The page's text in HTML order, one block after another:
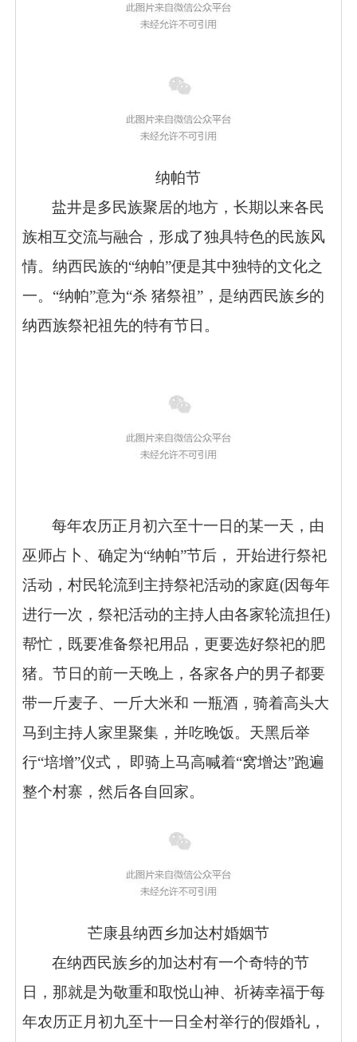
纳帕节
盐井是多民族聚居的地方，长期以来各民
族相互交流与融合，形成了独具特色的民族风
情。纳西民族的“纳帕”便是其中独特的文化之
一。“纳帕”意为“杀 猪祭祖”，是纳西民族乡的
纳西族祭祀祖先的特有节日。
每年农历正月初六至十一日的某一天，由
巫师占卜、确定为“纳帕”节后， 开始进行祭祀
活动，村民轮流到主持祭祀活动的家庭(因每年
进行一次，祭祀活动的主持人由各家轮流担任)
帮忙，既要准备祭祀用品，更要选好祭祀的肥
猪。节日的前一天晚上，各家各户的男子都要
带一斤麦子、一斤大米和 一瓶酒，骑着高头大
马到主持人家里聚集，并吃晚饭。天黑后举
行“培增”仪式， 即骑上马高喊着“窝增达”跑遍
整个村寨，然后各自回家。
芒康县纳西乡加达村婚姻节
在纳西民族乡的加达村有一个奇特的节
日，那就是为敬重和取悦山神、祈祷幸福于每
年农历正月初九至十一日全村举行的假婚礼，